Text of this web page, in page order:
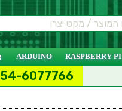
RASPBERRY PI
ARDUINO
6077766